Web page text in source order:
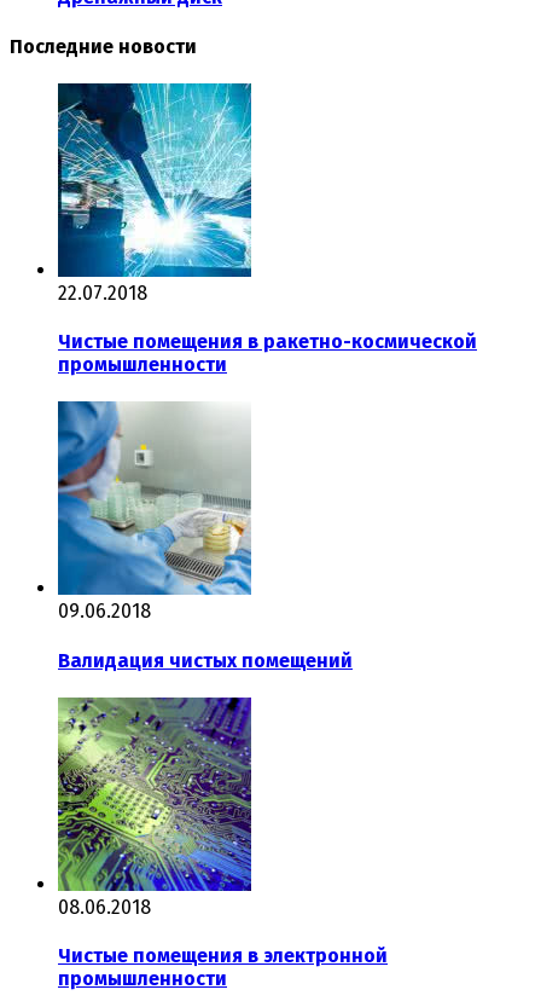
Последние новости
22.07.2018
Чистые помещения в ракетно-космической
промышленности
09.06.2018
Валидация чистых помещений
08.06.2018
Чистые помещения в электронной
промышленности